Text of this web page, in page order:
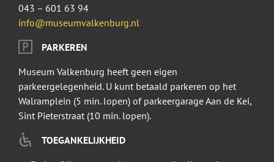
043 – 601 63 94
info@museumvalkenburg.nl
PARKEREN
Museum Valkenburg heeft geen eigen
parkeergelegenheid. U kunt betaald parkeren op het
Walramplein (5 min. lopen) of parkeergarage Aan de Kei,
Sint Pieterstraat (10 min. lopen).
TOEGANKELIJKHEID